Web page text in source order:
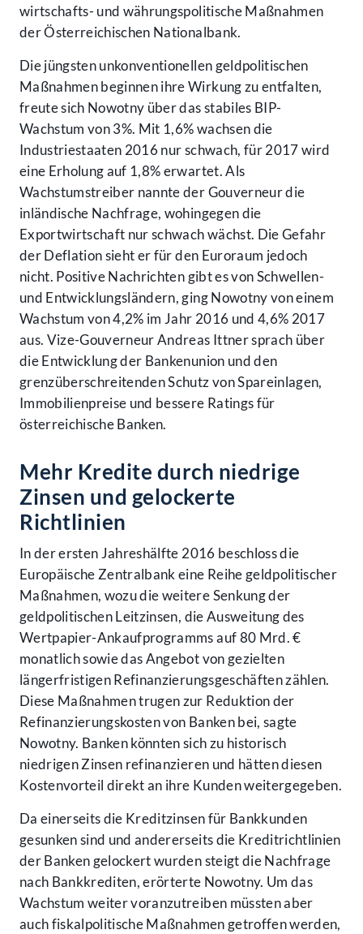
wirtschafts- und währungspolitische Maßnahmen
der Österreichischen Nationalbank.
Die jüngsten unkonventionellen geldpolitischen
Maßnahmen beginnen ihre Wirkung zu entfalten,
freute sich Nowotny über das stabiles BIP-
Wachstum von 3%. Mit 1,6% wachsen die
Industriestaaten 2016 nur schwach, für 2017 wird
eine Erholung auf 1,8% erwartet. Als
Wachstumstreiber nannte der Gouverneur die
inländische Nachfrage, wohingegen die
Exportwirtschaft nur schwach wächst. Die Gefahr
der Deflation sieht er für den Euroraum jedoch
nicht. Positive Nachrichten gibt es von Schwellen-
und Entwicklungsländern, ging Nowotny von einem
Wachstum von 4,2% im Jahr 2016 und 4,6% 2017
aus. Vize-Gouverneur Andreas Ittner sprach über
die Entwicklung der Bankenunion und den
grenzüberschreitenden Schutz von Spareinlagen,
Immobilienpreise und bessere Ratings für
österreichische Banken.
Mehr Kredite durch niedrige
Zinsen und gelockerte
Richtlinien
In der ersten Jahreshälfte 2016 beschloss die
Europäische Zentralbank eine Reihe geldpolitischer
Maßnahmen, wozu die weitere Senkung der
geldpolitischen Leitzinsen, die Ausweitung des
Wertpapier-Ankaufprogramms auf 80 Mrd. €
monatlich sowie das Angebot von gezielten
längerfristigen Refinanzierungsgeschäften zählen.
Diese Maßnahmen trugen zur Reduktion der
Refinanzierungskosten von Banken bei, sagte
Nowotny. Banken könnten sich zu historisch
niedrigen Zinsen refinanzieren und hätten diesen
Kostenvorteil direkt an ihre Kunden weitergegeben.
Da einerseits die Kreditzinsen für Bankkunden
gesunken sind und andererseits die Kreditrichtlinien
der Banken gelockert wurden steigt die Nachfrage
nach Bankkrediten, erörterte Nowotny. Um das
Wachstum weiter voranzutreiben müssten aber
auch fiskalpolitische Maßnahmen getroffen werden,